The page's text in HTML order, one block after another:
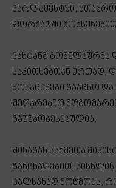
პარლამენტში,
ფორმატში
ვახტანგ გომელაურმა
საკითხებთან ერთად,
მონაცემები გააცნო
შედარებით
გაუმჯობესებულია.
შინაგან საქმეთა
განცხადებით,
ცალსახად მოწმობს,